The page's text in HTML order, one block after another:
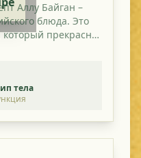
Аллу Байган –
блюда. Это
прекрасно
тела